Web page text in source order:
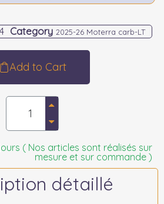
Category 2025-26 Moterra carb-LT
Add to Cart
( Nos articles sont réalisés sur
mesure et sur commande )
détaillé